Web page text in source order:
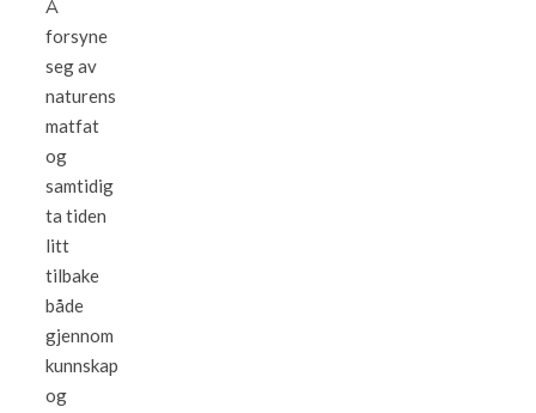
Å
forsyne
seg av
naturens
matfat
og
samtidig
ta tiden
litt
tilbake
både
gjennom
kunnskap
og